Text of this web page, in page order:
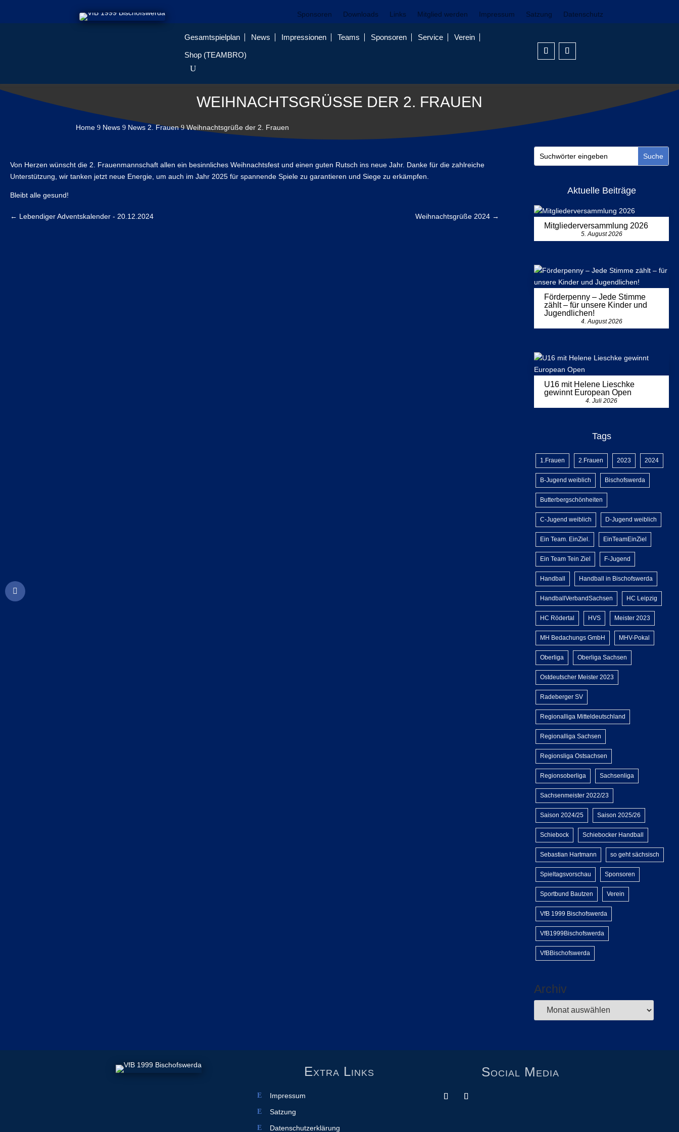
Sponsoren Downloads Links Mitglied werden Impressum Satzung Datenschutz
Gesamtspielplan News Impressionen Teams Sponsoren Service Verein
Shop (TEAMBRO)
WEIHNACHTSGRÜSSE DER 2. FRAUEN
Home 9 News 9 News 2. Frauen 9 Weihnachtsgrüße der 2. Frauen
Von Herzen wünscht die 2. Frauenmannschaft allen ein besinnliches Weihnachtsfest und einen guten Rutsch ins neue Jahr. Danke für die zahlreiche
Unterstützung, wir tanken jetzt neue Energie, um auch im Jahr 2025 für spannende Spiele zu garantieren und Siege zu erkämpfen.
Bleibt alle gesund!
← Lebendiger Adventskalender - 20.12.2024 Weihnachtsgrüße 2024 →
Aktuelle Beiträge
Mitgliederversammlung 2026
5. August 2026
Förderpenny – Jede Stimme
zählt – für unsere Kinder und
Jugendlichen!
4. August 2026
U16 mit Helene Lieschke
gewinnt European Open
4. Juli 2026
Tags
1.Frauen 2.Frauen 2023 2024
B-Jugend weiblich Bischofswerda
Butterbergschönheiten
C-Jugend weiblich D-Jugend weiblich
Ein Team. EinZiel. EinTeamEinZiel
Ein Team Tein Ziel F-Jugend
Handball Handball in Bischofswerda
HandballVerbandSachsen HC Leipzig
HC Rödertal HVS Meister 2023
MH Bedachungs GmbH MHV-Pokal
Oberliga Oberliga Sachsen
Ostdeutscher Meister 2023
Radeberger SV
Regionalliga Mitteldeutschland
Regionalliga Sachsen
Regionsliga Ostsachsen
Regionsoberliga Sachsenliga
Sachsenmeister 2022/23
Saison 2024/25 Saison 2025/26
Schiebock Schiebocker Handball
Sebastian Hartmann so geht sächsisch
Spieltagsvorschau Sponsoren
Sportbund Bautzen Verein
VfB 1999 Bischofswerda
VfB1999Bischofswerda
VfBBischofswerda
Archiv
Extra Links
Impressum
Satzung
Datenschutzerklärung
Social Media